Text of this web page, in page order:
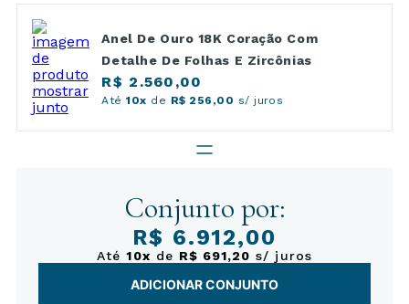
Anel De Ouro 18K Coração Com
Detalhe De Folhas E Zircônias
R$ 2.560,00
Até10x de R$ 256,00 s/ juros
Conjunto por:
R$ 6.912,00
Até10x de R$ 691,20 s/ juros
ADICIONAR CONJUNTO